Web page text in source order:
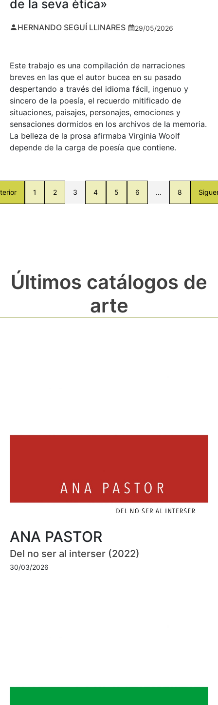
de la seva ètica»
HERNANDO SEGUÍ LLINARES 29/05/2026
Este trabajo es una compilación de narraciones
breves en las que el autor bucea en su pasado
despertando a través del idioma fácil, ingenuo y
sincero de la poesía, el recuerdo mitificado de
situaciones, paisajes, personajes, emociones y
sensaciones dormidos en los archivos de la memoria.
La belleza de la prosa afirmaba Virginia Woolf
depende de la carga de poesía que contiene.
1 2 3 4 5 6 … 8
Últimos catálogos de
arte
ANA PASTOR
Del no ser al interser (2022)
30/03/2026